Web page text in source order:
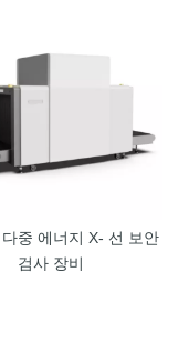
중 에너지 X- 선 보안
검사 장비